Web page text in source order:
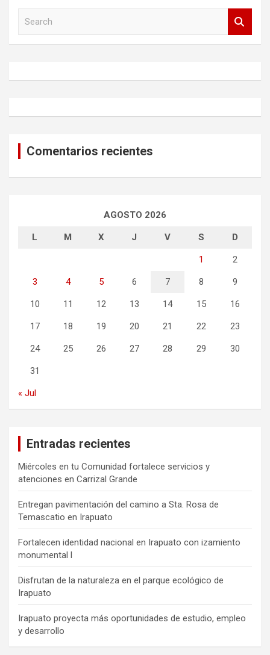
h
Comentarios recientes
AGOSTO 2026
L M X J V S D
1 2
3 4 5 6 7 8 9
10 11 12 13 14 15 16
17 18 19 20 21 22 23
24 25 26 27 28 29 30
31
« Jul
Entradas recientes
Miércoles en tu Comunidad fortalece servicios y
atenciones en Carrizal Grande
Entregan pavimentación del camino a Sta. Rosa de
Temascatio en Irapuato
Fortalecen identidad nacional en Irapuato con izamiento
monumental l
Disfrutan de la naturaleza en el parque ecológico de
Irapuato
Irapuato proyecta más oportunidades de estudio, empleo
y desarrollo